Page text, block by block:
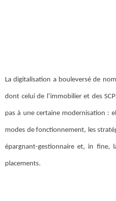
La digitalisation a bouleversé de
dont celui de l’immobilier et des
pas à une certaine modernisation :
modes de fonctionnement, les
épargnant-gestionnaire et, in fine,
placements.